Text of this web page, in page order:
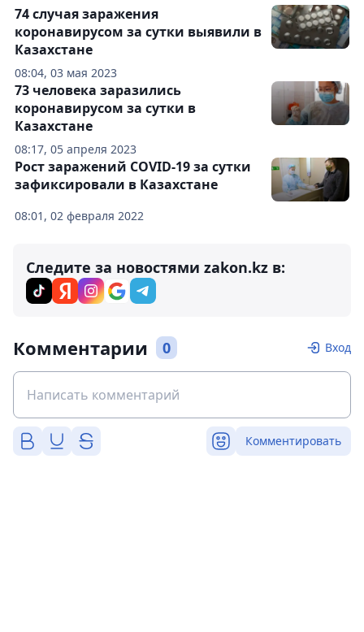
08:04, 03 мая 2023
74 случая заражения
коронавирусом за сутки выявили в
Казахстане
08:17, 05 апреля 2023
73 человека заразились
коронавирусом за сутки в
Казахстане
08:01, 02 февраля 2022
Рост заражений COVID-19 за сутки
зафиксировали в Казахстане
Следите за новостями zakon.kz в:
Комментарии 0 Вход
Комментировать